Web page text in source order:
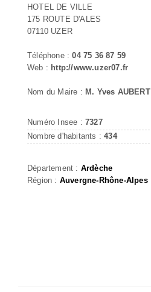
HOTEL DE VILLE
175 ROUTE D'ALES
07110 UZER
Téléphone :04 75 36 87 59
Web : http://www.uzer07.fr
Nom du Maire : M. Yves AUBERT
Numéro Insee : 7327
Nombre d'habitants :434
Département : Ardèche
Région : Auvergne-Rhône-Alpes